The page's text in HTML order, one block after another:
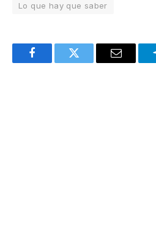
Lo que hay que saber
FacebookTwitter Email